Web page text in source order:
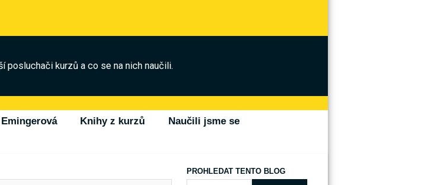
posluchači kurzů a co se na nich naučili.
Emingerová Knihy z kurzů
Naučili jsme se
PROHLEDAT TENTO BLOG